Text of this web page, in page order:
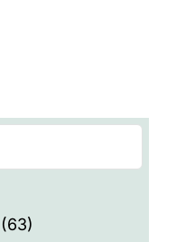
(63)